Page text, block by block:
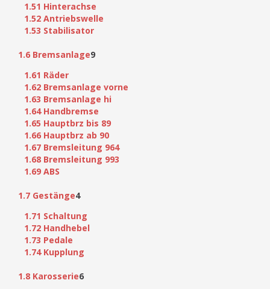
1.51 Hinterachse
1.52 Antriebswelle
1.53 Stabilisator
1.6 Bremsanlage9
1.61 Räder
1.62 Bremsanlage vorne
1.63 Bremsanlage hi
1.64 Handbremse
1.65 Hauptbrz bis 89
1.66 Hauptbrz ab 90
1.67 Bremsleitung 964
1.68 Bremsleitung 993
1.69 ABS
1.7 Gestänge4
1.71 Schaltung
1.72 Handhebel
1.73 Pedale
1.74 Kupplung
1.8 Karosserie6